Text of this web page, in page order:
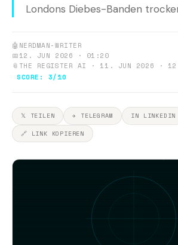
Londons Diebes-Banden
🤖 NERDMAN-WRITER
📅12. JUN 2026 · 01:20
📎 THE REGISTER AI · 11. JUN 2026 ·
SCORE: 3/10
𝕏 TEILEN ✈ TELEGRAM
IN LINKEDIN
🔗 LINK KOPIEREN